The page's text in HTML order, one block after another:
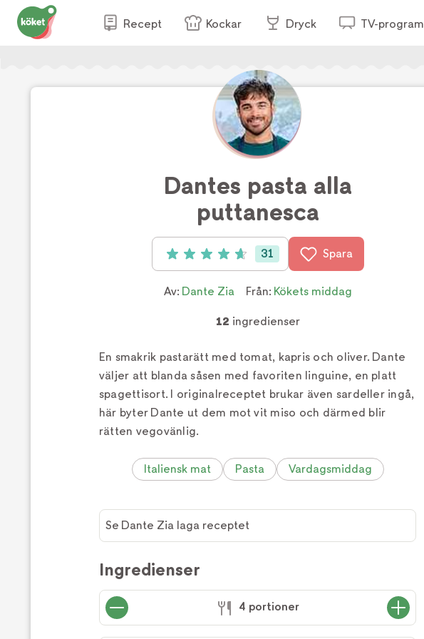
Recept Kockar Dryck TV-program
Dantes pasta alla
puttanesca
Betyg: 4.7 av 5 (31 röster)
31 Spara
Av: Dante Zia Från: Kökets middag
12 ingredienser
En smakrik pastarätt med tomat, kapris och oliver. Dante
väljer att blanda såsen med favoriten linguine, en platt
spagettisort. I originalreceptet brukar även sardeller ingå,
här byter Dante ut dem mot vit miso och därmed blir
rätten vegovänlig.
Italiensk mat Pasta Vardagsmiddag
Dante
Zia laga
receptet
Se Dante Zia laga receptet
Ingredienser
4 portioner